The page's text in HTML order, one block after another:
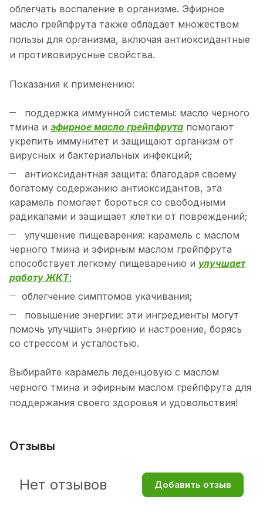
облегчать воспаление в организме. Эфирное
масло грейпфрута также обладает множеством
пользы для организма, включая антиоксидантные
и противовирусные свойства.
Показания к применению:
поддержка иммунной системы: масло черного
тмина и эфирное масло грейпфрута помогают
укрепить иммунитет и защищают организм от
вирусных и бактериальных инфекций;
антиоксидантная защита: благодаря своему
богатому содержанию антиоксидантов, эта
карамель помогает бороться со свободными
радикалами и защищает клетки от повреждений;
улучшение пищеварения: карамель с маслом
черного тмина и эфирным маслом грейпфрута
способствует легкому пищеварению и улучшает
работу ЖКТ;
облегчение симптомов укачивания;
повышение энергии: эти ингредиенты могут
помочь улучшить энергию и настроение, борясь
со стрессом и усталостью.
Выбирайте карамель леденцовую с маслом
черного тмина и эфирным маслом грейпфрута для
поддержания своего здоровья и удовольствия!
Отзывы
Нет отзывов Добавить отзыв